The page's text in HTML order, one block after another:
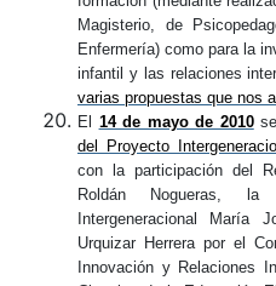
Magisterio, de
Enfermería) como para la
infantil y las relaciones
varias propuestas que nos
El 14 de mayo de 2010se
del Proyecto
con la participación del
Roldán Nogueras,
Intergeneracional María
Urquizar Herrera por el
Innovación y Relaciones